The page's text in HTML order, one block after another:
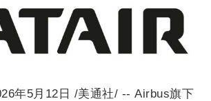
年5月12日 /美通社/ -- Airbus旗下